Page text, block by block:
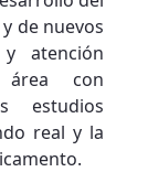
de nuevos
atención
área con
estudios
real y la